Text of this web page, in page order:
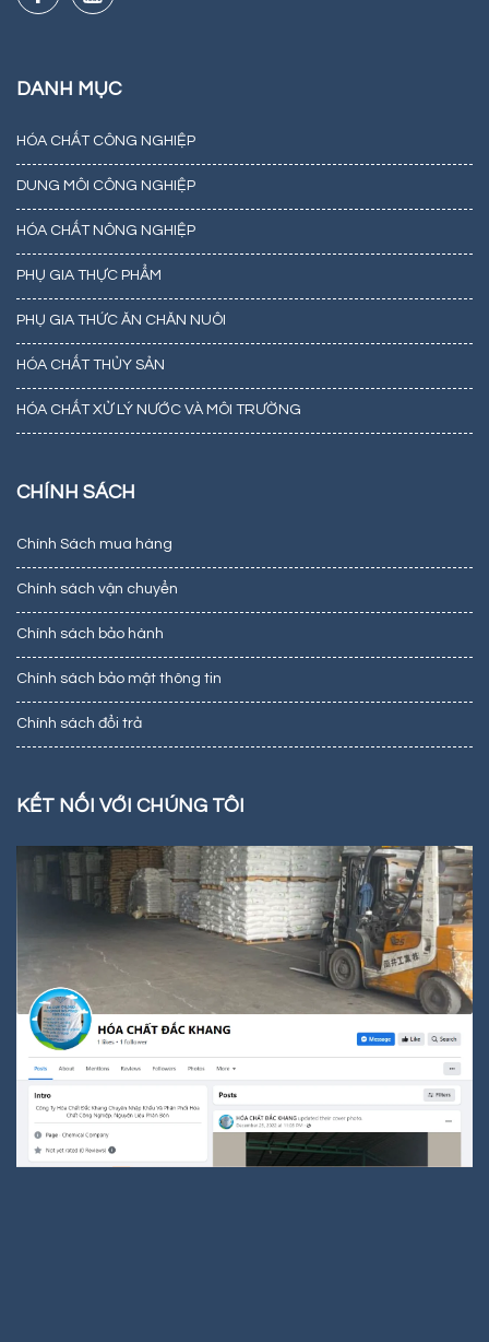
DANH MỤC
HÓA CHẤT CÔNG NGHIỆP
DUNG MÔI CÔNG NGHIỆP
HÓA CHẤT NÔNG NGHIỆP
PHỤ GIA THỰC PHẨM
PHỤ GIA THỨC ĂN CHĂN NUÔI
HÓA CHẤT THỦY SẢN
HÓA CHẤT XỬ LÝ NƯỚC VÀ MÔI TRƯỜNG
CHÍNH SÁCH
Chính Sách mua hàng
Chính sách vận chuyển
Chính sách bảo hành
Chính sách bảo mật thông tin
Chính sách đổi trả
KẾT NỐI VỚI CHÚNG TÔI